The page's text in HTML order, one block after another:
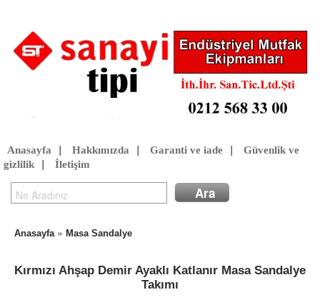
Anasayfa Hakkımızda Garanti ve iade
Güvenlik ve
gizlilik
İletişim
Anasayfa» Masa Sandalye
Kırmızı Ahşap Demir Ayaklı Katlanır Masa Sandalye
Takımı